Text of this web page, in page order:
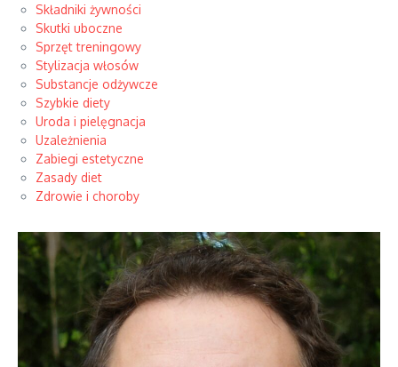
Składniki żywności
Skutki uboczne
Sprzęt treningowy
Stylizacja włosów
Substancje odżywcze
Szybkie diety
Uroda i pielęgnacja
Uzależnienia
Zabiegi estetyczne
Zasady diet
Zdrowie i choroby